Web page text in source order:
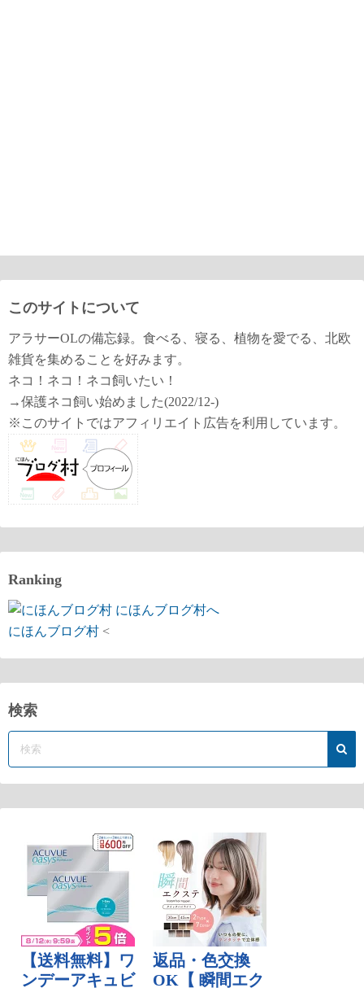
このサイトについて
アラサーOLの備忘録。食べる、寝る、植物を愛でる、北欧
雑貨を集めることを好みます。
ネコ！ネコ！ネコ飼いたい！
→保護ネコ飼い始めました(2022/12-)
※このサイトではアフィリエイト広告を利用しています。
Ranking
にほんブログ村 <
検索